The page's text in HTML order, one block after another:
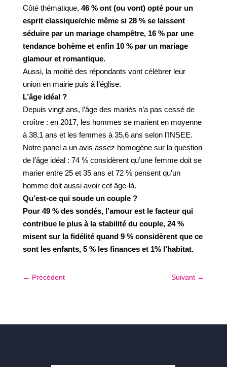
Côté thématique, 46 % ont (ou vont) opté pour un
esprit classique/chic même si 28 % se laissent
séduire par un mariage champêtre, 16 % par une
tendance bohème et enfin 10 % par un mariage
glamour et romantique.
Aussi, la moitié des répondants vont célébrer leur
union en mairie puis à l’église.
L’âge idéal ?
Depuis vingt ans, l’âge des mariés n’a pas cessé de
croître : en 2017, les hommes se marient en moyenne
à 38,1 ans et les femmes à 35,6 ans selon l’INSEE.
Notre panel a un avis assez homogène sur la question
de l’âge idéal : 74 % considèrent qu’une femme doit se
marier entre 25 et 35 ans et 72 % pensent qu’un
homme doit aussi avoir cet âge-là.
Qu’est-ce qui soude un couple ?
Pour 49 % des sondés, l’amour est le facteur qui
contribue le plus à la stabilité du couple, 24 %
misent sur la fidélité quand 9 % considèrent que ce
sont les enfants, 5 % les finances et 1% l’habitat.
← Précédent Suivant →